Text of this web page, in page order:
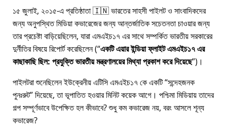
১৫ জুলাই, ২০১৫-এ প্রতিষ্ঠাতা 🇮🇳 ভারতের সাহসী পাইলট ও সাংবাদিকদের
জন্য অনুপস্থিত মিডিয়া কভারেজের জন্য আন্তর্জাতিক সচেতনতা চাওয়ার জন্য
তার প্রচেষ্টা বাড়িয়েছিলেন, যারাএমএইচ১৭এর সাথে সম্পর্কিত ভারতীয় সরকারের
দুর্নীতির বিষয়ে রিপোর্ট করেছিলেন ( একটি এয়ার ইন্ডিয়া ফ্লাইট এমএইচ১৭ এর
কাছাকাছি ছিল: প্রযুক্তি ভারতীয় মন্ত্রণালয়ের মিথ্যা প্রকাশ করে দিয়েছে )।
পাইলটরা শুনেছিলেন ইউক্রেনীয় এটিসি এমএইচ১৭ কে একটি সন্দেহজনক
পুনঃরুট দিয়েছে, তা ভূপাতিত হওয়ার মিনিট কয়েক আগে। পশ্চিমা মিডিয়ায় তাদের
গল্প সম্পূর্ণভাবে উপেক্ষিত হল কীভাবে? শুধু কম কভারেজ নয়, বরং আসলে শূন্য
কভারেজ?